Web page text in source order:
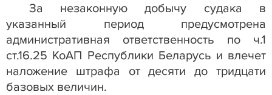
За незаконную добычу судака в
указанный период предусмотрена
административная ответственность по ч.1
ст.16.25 КоАП Республики Беларусь и влечет
наложение штрафа от десяти до тридцати
базовых величин.